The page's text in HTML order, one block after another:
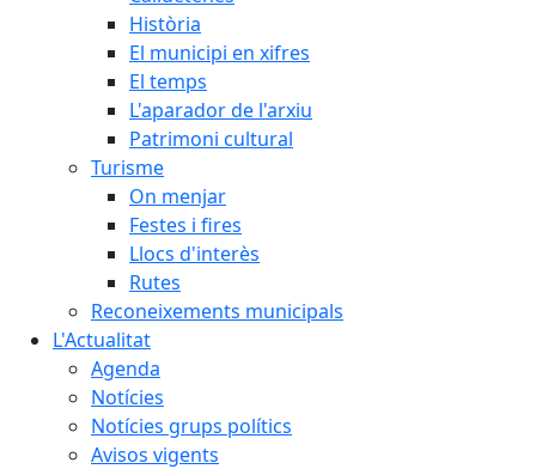
Història
El municipi en xifres
El temps
L'aparador de l'arxiu
Patrimoni cultural
Turisme
On menjar
Festes i fires
Llocs d'interès
Rutes
Reconeixements municipals
L'Actualitat
Agenda
Notícies
Notícies grups polítics
Avisos vigents